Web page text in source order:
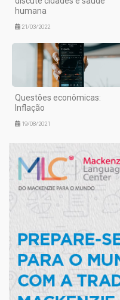
humana
21/03/2022
Questões econômicas:
Inflação
19/08/2021